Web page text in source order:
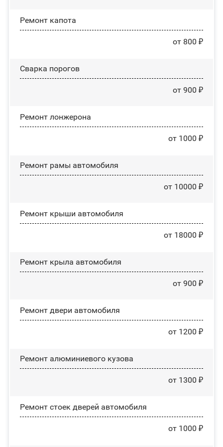
Ремонт капота
от 800 ₽
Сварка порогов
от 900 ₽
Ремонт лонжерона
от 1000 ₽
Ремонт рамы автомобиля
от 10000 ₽
Ремонт крыши автомобиля
от 18000 ₽
Ремонт крыла автомобиля
от 900 ₽
Ремонт двери автомобиля
от 1200 ₽
Ремонт алюминиевого кузова
от 1300 ₽
Ремонт стоек дверей автомобиля
от 1000 ₽